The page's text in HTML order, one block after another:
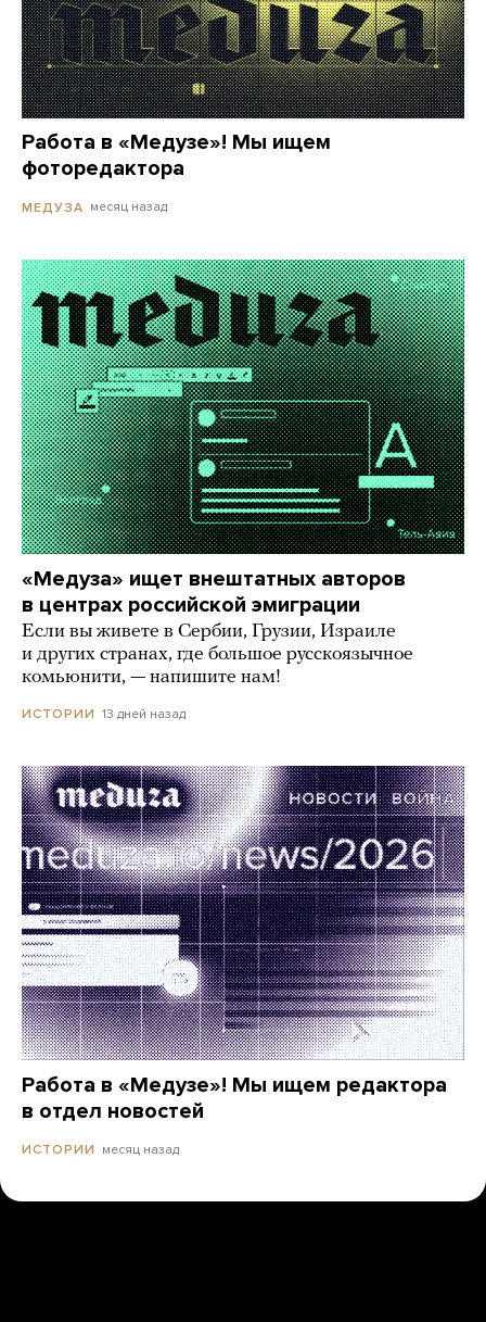
Работа в «Медузе»! Мы ищем
фоторедактора
МЕДУЗА месяц назад
«Медуза» ищет внештатных авторов
в центрах российской эмиграции
Если вы живете в Сербии, Грузии, Израиле
и других странах, где большое русскоязычное
комьюнити, — напишите нам!
ИСТОРИИ 13 дней назад
Работа в «Медузе»! Мы ищем редактора
в отдел новостей
ИСТОРИИ месяц назад